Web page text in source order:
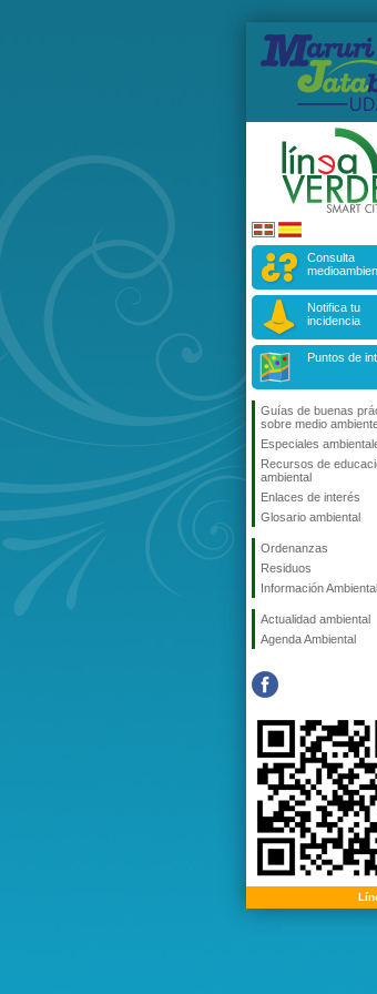
Consulta
Notifica tu
incidencia
Puntos de
Guías de buenas
sobre medio
Especiales
Recursos de
ambiental
Enlaces de interés
Glosario ambiental
Ordenanzas
Residuos
Información Ambiental
Actualidad ambiental
Agenda Ambiental